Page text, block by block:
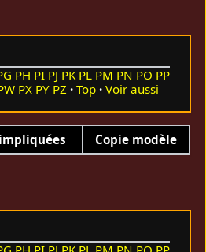
PH PI PJ PK PL PM PN PO PP
PX PY PZ Top Voir aussi
Copie modèle